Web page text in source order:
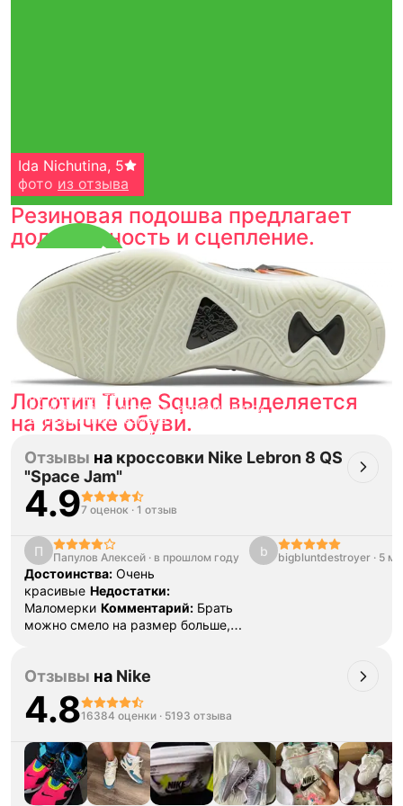
Тройная гарантия
оригинальности
Товар сертифицирован и опломбирован.
Проверяем на оригинальность
по 16 параметрам.
Если придёт подделка — вернём деньги
в трёхкратном размере.
Как мы провеяем товары
Ida Nichutina, 5
фото из отзыва
Резиновая подошва предлагает
долговечность и сцепление.
Логотип Tune Squad выделяется
на язычке обуви.
Отзывы на кроссовки Nike Lebron 8 QS
"Space Jam"
4.97 оценок · 1 отзыв
П Папулов Алексей · в прошлом году
Достоинства: Очень
красивые Недостатки:
Маломерки Комментарий: Брать
можно смело на размер больше,
b bigbluntdestroyer · 5
Отзывы на Nike
4.816384 оценки · 5193 отзыва